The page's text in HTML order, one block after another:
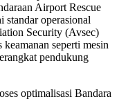
Airport Rescue
operasional
Security (Avsec)
seperti mesin
pendukung
optimalisasi Bandara